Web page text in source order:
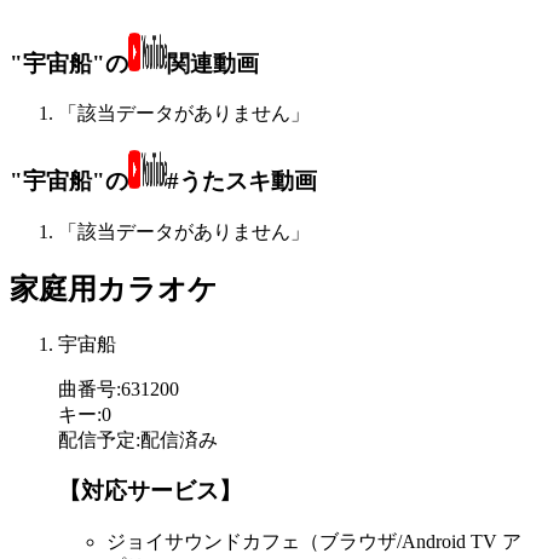
"宇宙船"の 関連動画
「該当データがありません」
"宇宙船"の #うたスキ動画
「該当データがありません」
家庭用カラオケ
宇宙船
曲番号:631200
キー:0
配信予定:配信済み
【対応サービス】
ジョイサウンドカフェ（ブラウザ/Android TV ア